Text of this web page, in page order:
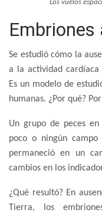
Los vuelos
Se estudió cómo la
a la actividad
Es un modelo de
humanas. ¿Por qué?
Un grupo de peces
poco o ningún
permaneció en un
cambios en los
¿Qué resultó? En
Tierra, los